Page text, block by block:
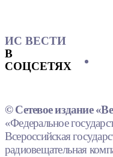
ИС ВЕСТИ
В
СОЦСЕТЯХ
© Сетевое издание
«Федеральное
Всероссийская
радиовещательная